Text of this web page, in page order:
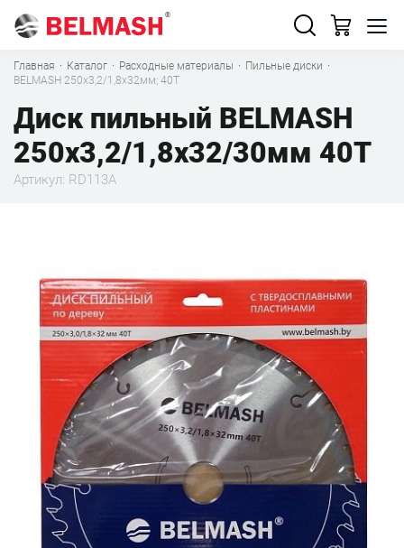
Главная · Каталог · Расходные материалы · Пильные диски ·
BELMASH 250х3,2/1,8х32мм; 40Т
Диск пильный BELMASH
250х3,2/1,8х32/30мм 40Т
Артикул: RD113A